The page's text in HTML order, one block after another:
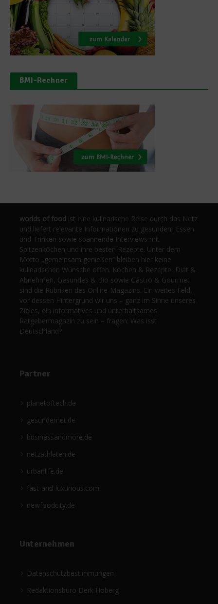
BMI-Rechner
worlds of food ist eine kulinarische Reise durch das Netz
und liefert relevante Informationen zu gesundem Essen
und Trinken sowie spannende Interviews mit
Spitzenköchen und ihre besten Rezepte. Unter dem
Motto „gemeinsam genießen“ bleiben hier keine
kulinarischen Wünsche offen. Kochen & Rezepte, Diät &
Abnehmen, Gesundes & Bio sowie Gastro & Gourmet
sind die Rubriken des Online-Magazins. Ein weites Feld,
vor dessen Hintergrund wir uns – ganz im Sinne unseres
Zieles, ein informatives und unterhaltsames
Ratgebermagazin zu sein – fragen: Was isst
Deutschland?
Partner
planetoftech.de
gesündernet.de
businessandmore.de
netzathleten.de
urbanlife.de
fast-and-luxurious.com
newfoodcity.de
Unternehmen
Datenschutzbestimmungen
Redaktionsbüro Derk Hoberg